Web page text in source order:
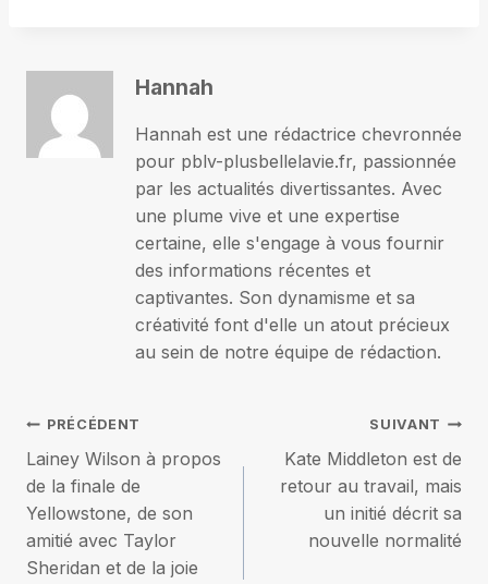
Hannah
Hannah est une rédactrice chevronnée
pour pblv-plusbellelavie.fr, passionnée
par les actualités divertissantes. Avec
une plume vive et une expertise
certaine, elle s'engage à vous fournir
des informations récentes et
captivantes. Son dynamisme et sa
créativité font d'elle un atout précieux
au sein de notre équipe de rédaction.
Navigation
de
l’article
PRÉCÉDENT
Lainey Wilson à propos
de la finale de
Yellowstone, de son
amitié avec Taylor
Sheridan et de la joie
SUIVANT
Kate Middleton est de
retour au travail, mais
un initié décrit sa
nouvelle normalité